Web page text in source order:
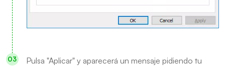
Pulsa "Aplicar" y aparecerá un mensaje pidiendo tu